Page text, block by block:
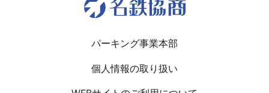
パーキング事業本部
個人情報の取り扱い